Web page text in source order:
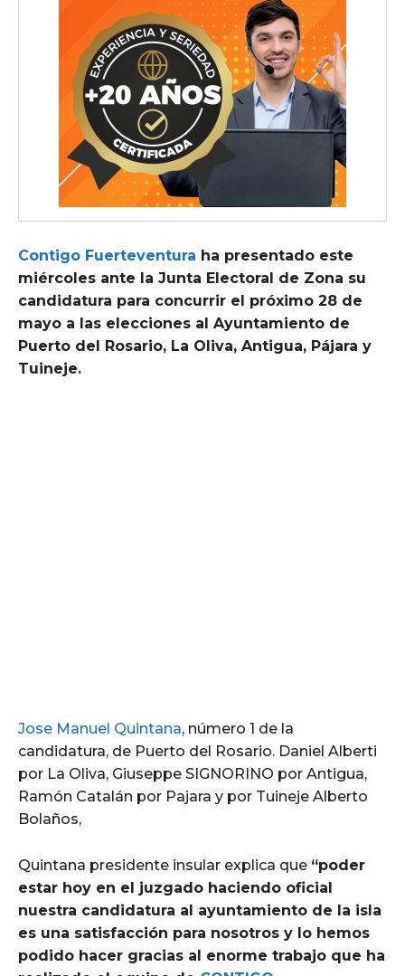
Contigo Fuerteventura ha presentado este
miércoles ante la Junta Electoral de Zona su
candidatura para concurrir el próximo 28 de
mayo a las elecciones al Ayuntamiento de
Puerto del Rosario, La Oliva, Antigua, Pájara y
Tuineje.
Jose Manuel Quintana, número 1 de la
candidatura, de Puerto del Rosario. Daniel Alberti
por La Oliva, Giuseppe SIGNORINO por Antigua,
Ramón Catalán por Pajara y por Tuineje Alberto
Bolaños,
Quintana presidente insular explica que “poder
estar hoy en el juzgado haciendo oficial
nuestra candidatura al ayuntamiento de la isla
es una satisfacción para nosotros y lo hemos
podido hacer gracias al enorme trabajo que ha